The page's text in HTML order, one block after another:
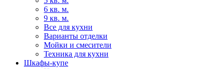
6 кв. м.
9 кв. м.
Все для кухни
Варианты отделки
Мойки и смесители
Техника для кухни
Шкафы-купе